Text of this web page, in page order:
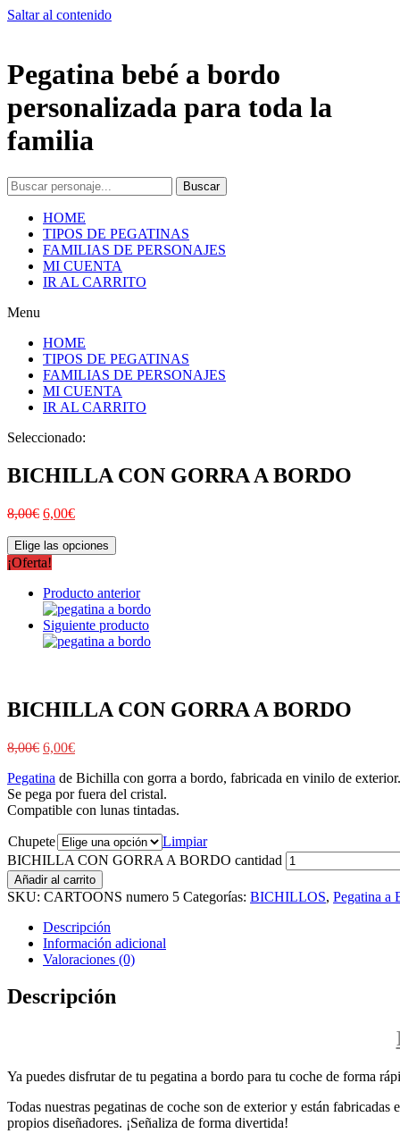
Saltar al contenido
Pegatina bebé a bordo
personalizada para toda la
familia
Buscar
HOME
TIPOS DE PEGATINAS
FAMILIAS DE PERSONAJES
MI CUENTA
IR AL CARRITO
Menu
HOME
TIPOS DE PEGATINAS
FAMILIAS DE PERSONAJES
MI CUENTA
IR AL CARRITO
Seleccionado:
BICHILLA CON GORRA A BORDO
8,00€ 6,00€
Elige las opciones
¡Oferta!
Producto anterior
Siguiente producto
BICHILLA CON GORRA A BORDO
8,00€ 6,00€
Pegatina de Bichilla con gorra a bordo, fabricada en vinilo de exterior.
Se pega por fuera del cristal.
Compatible con lunas tintadas.
Chupete
Limpiar
BICHILLA CON GORRA A BORDO cantidad
Añadir al carrito
SKU: CARTOONS numero 5 Categorías: BICHILLOS, Pegatina a
Descripción
Información adicional
Valoraciones (0)
Descripción
Ya puedes disfrutar de tu pegatina a bordo para tu coche de forma
Todas nuestras pegatinas de coche son de exterior y están
propios diseñadores. ¡Señaliza de forma divertida!